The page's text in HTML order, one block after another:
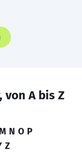
von A bis Z
N O P
Z